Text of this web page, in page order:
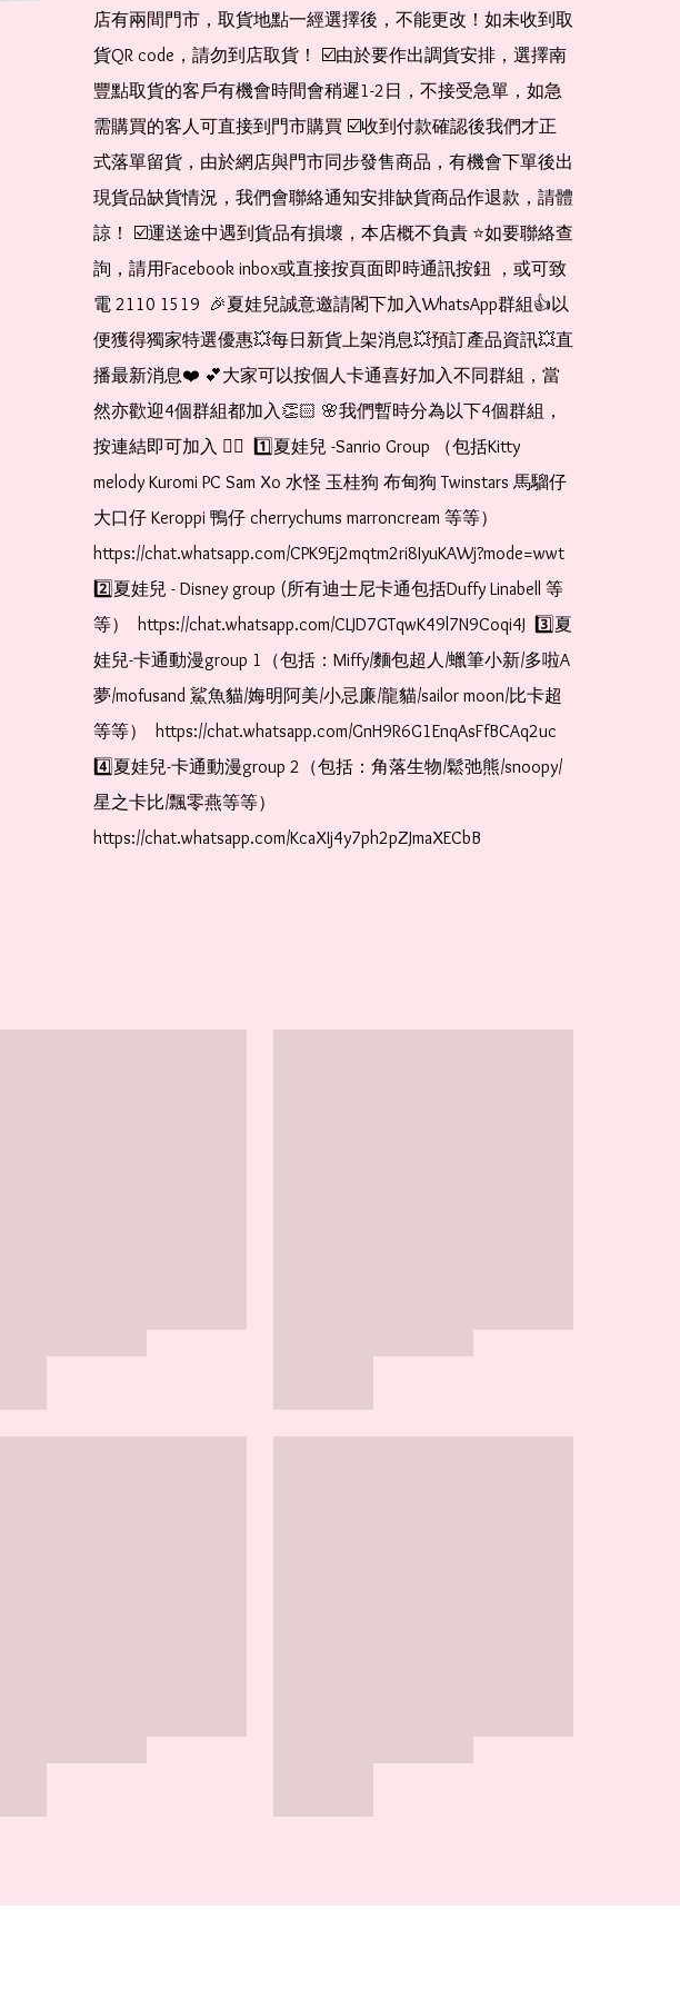
店有兩間門市，取貨地點一經選擇後，不能更改！如未收到取
貨QR code，請勿到店取貨！ ☑️由於要作出調貨安排，選擇南
豐點取貨的客戶有機會時間會稍遲1-2日，不接受急單，如急
需購買的客人可直接到門市購買 ☑️收到付款確認後我們才正
式落單留貨，由於網店與門市同步發售商品，有機會下單後出
現貨品缺貨情況，我們會聯絡通知安排缺貨商品作退款，請體
諒！ ☑️運送途中遇到貨品有損壞，本店概不負責 ⭐️如要聯絡查
詢，請用Facebook inbox或直接按頁面即時通訊按鈕 ，或可致
電 2110 1519  🎉夏娃兒誠意邀請閣下加入WhatsApp群組👍以
便獲得獨家特選優惠💥每日新貨上架消息💥預訂產品資訊💥直
播最新消息❤️ 💕大家可以按個人卡通喜好加入不同群組，當
然亦歡迎4個群組都加入👏🏻 🌸我們暫時分為以下4個群組，
按連結即可加入 👇🏻  1️⃣夏娃兒 -Sanrio Group （包括Kitty
melody Kuromi PC Sam Xo 水怪 玉桂狗 布甸狗 Twinstars 馬騮仔
大口仔 Keroppi 鴨仔 cherrychums marroncream 等等）
https://chat.whatsapp.com/CPK9Ej2mqtm2ri8IyuKAWj?mode=wwt
2️⃣夏娃兒 - Disney group (所有迪士尼卡通包括Duffy Linabell 等
等）  https://chat.whatsapp.com/CLJD7GTqwK49l7N9Coqi4J  3️⃣夏
娃兒-卡通動漫group 1（包括：Miffy/麵包超人/蠟筆小新/多啦A
夢/mofusand 鯊魚貓/娒明阿美/小忌廉/龍貓/sailor moon/比卡超
等等）  https://chat.whatsapp.com/GnH9R6G1EnqAsFfBCAq2uc
4️⃣夏娃兒-卡通動漫group 2（包括：角落生物/鬆弛熊/snoopy/
星之卡比/飄零燕等等）
https://chat.whatsapp.com/KcaXIj4y7ph2pZJmaXECbB